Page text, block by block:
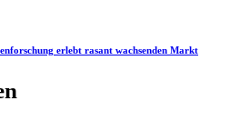
erlebt rasant wachsenden Markt